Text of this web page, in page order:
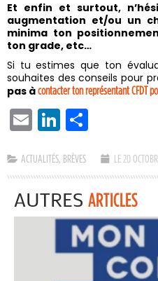
Et enfin et surtout,
augmentation et/ou un
minima ton
ton grade, etc…
Si tu estimes que ton
souhaites des conseils pour
pas àcontacter ton représentantCFDT
EMAIL LINKEDIN
ACTUALITÉS, BRÈVES LE 20
AUTRES ARTICLES